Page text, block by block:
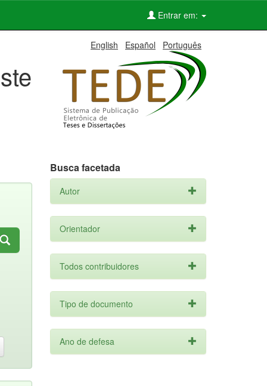
Entrar em:
English Español Português
Busca facetada
Autor
Orientador
Todos contribuidores
Tipo de documento
Ano de defesa